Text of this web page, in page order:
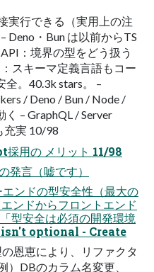
実行できる（実用上の注
Deno・Bun は以前からTS
：境界の型をどう扱う
スキーマ定義言語もコー
全。40.3k stars。 –
/ Deno / Bun / Node /
– GraphQL / Server
充実 10/98
用の メリット 11/98
発言（嘘です）
ンドの型安全性（最大の
ンドからフロントエンド
型安全は必須の開発環境
optional - Create
恩恵により、リファクタ
）DBのカラム名変更、